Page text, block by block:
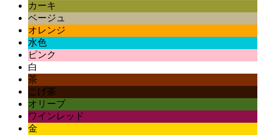
カーキ
ベージュ
オレンジ
水色
ピンク
白
茶
こげ茶
オリーブ
ワインレッド
金